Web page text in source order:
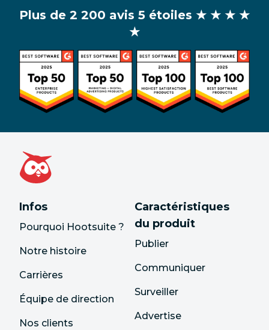
Plus de 2 200 avis 5 étoiles ★ ★ ★ ★
★
Infos
Pourquoi Hootsuite ?
Notre histoire
Carrières
Équipe de direction
Nos clients
Caractéristiques
du produit
Publier
Communiquer
Surveiller
Advertise